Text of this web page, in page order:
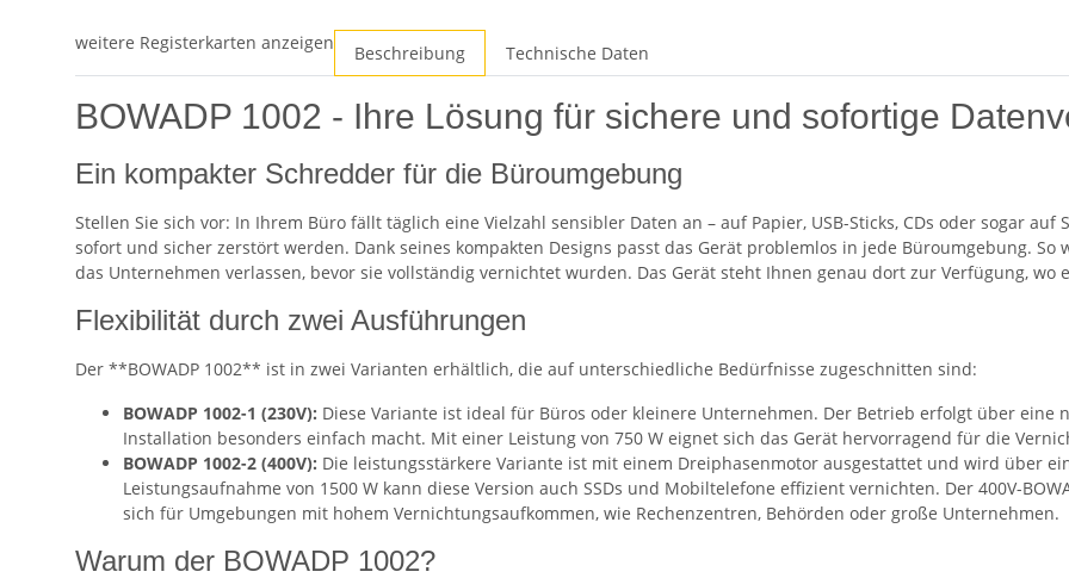
weitere Registerkarten anzeigen Beschreibung Technische Daten
BOWADP 1002 - Ihre Lösung für sichere und sofortige
Ein kompakter Schredder für die Büroumgebung
Stellen Sie sich vor: In Ihrem Büro fällt täglich eine Vielzahl sensibler Daten an – auf Papier, USB-Sticks, CDs oder sogar
sofort und sicher zerstört werden. Dank seines kompakten Designs passt das Gerät problemlos in jede Büroumgebung.
das Unternehmen verlassen, bevor sie vollständig vernichtet wurden. Das Gerät steht Ihnen genau dort zur Verfügung, wo
Flexibilität durch zwei Ausführungen
Der **BOWADP 1002** ist in zwei Varianten erhältlich, die auf unterschiedliche Bedürfnisse zugeschnitten sind:
BOWADP 1002-1 (230V): Diese Variante ist ideal für Büros oder kleinere Unternehmen. Der Betrieb erfolgt über eine
Installation besonders einfach macht. Mit einer Leistung von 750 W eignet sich das Gerät hervorragend für die
BOWADP 1002-2 (400V): Die leistungsstärkere Variante ist mit einem Dreiphasenmotor ausgestattet und wird über
Leistungsaufnahme von 1500 W kann diese Version auch SSDs und Mobiltelefone effizient vernichten. Der 400V-
sich für Umgebungen mit hohem Vernichtungsaufkommen, wie Rechenzentren, Behörden oder große Unternehmen.
Warum der BOWADP 1002?